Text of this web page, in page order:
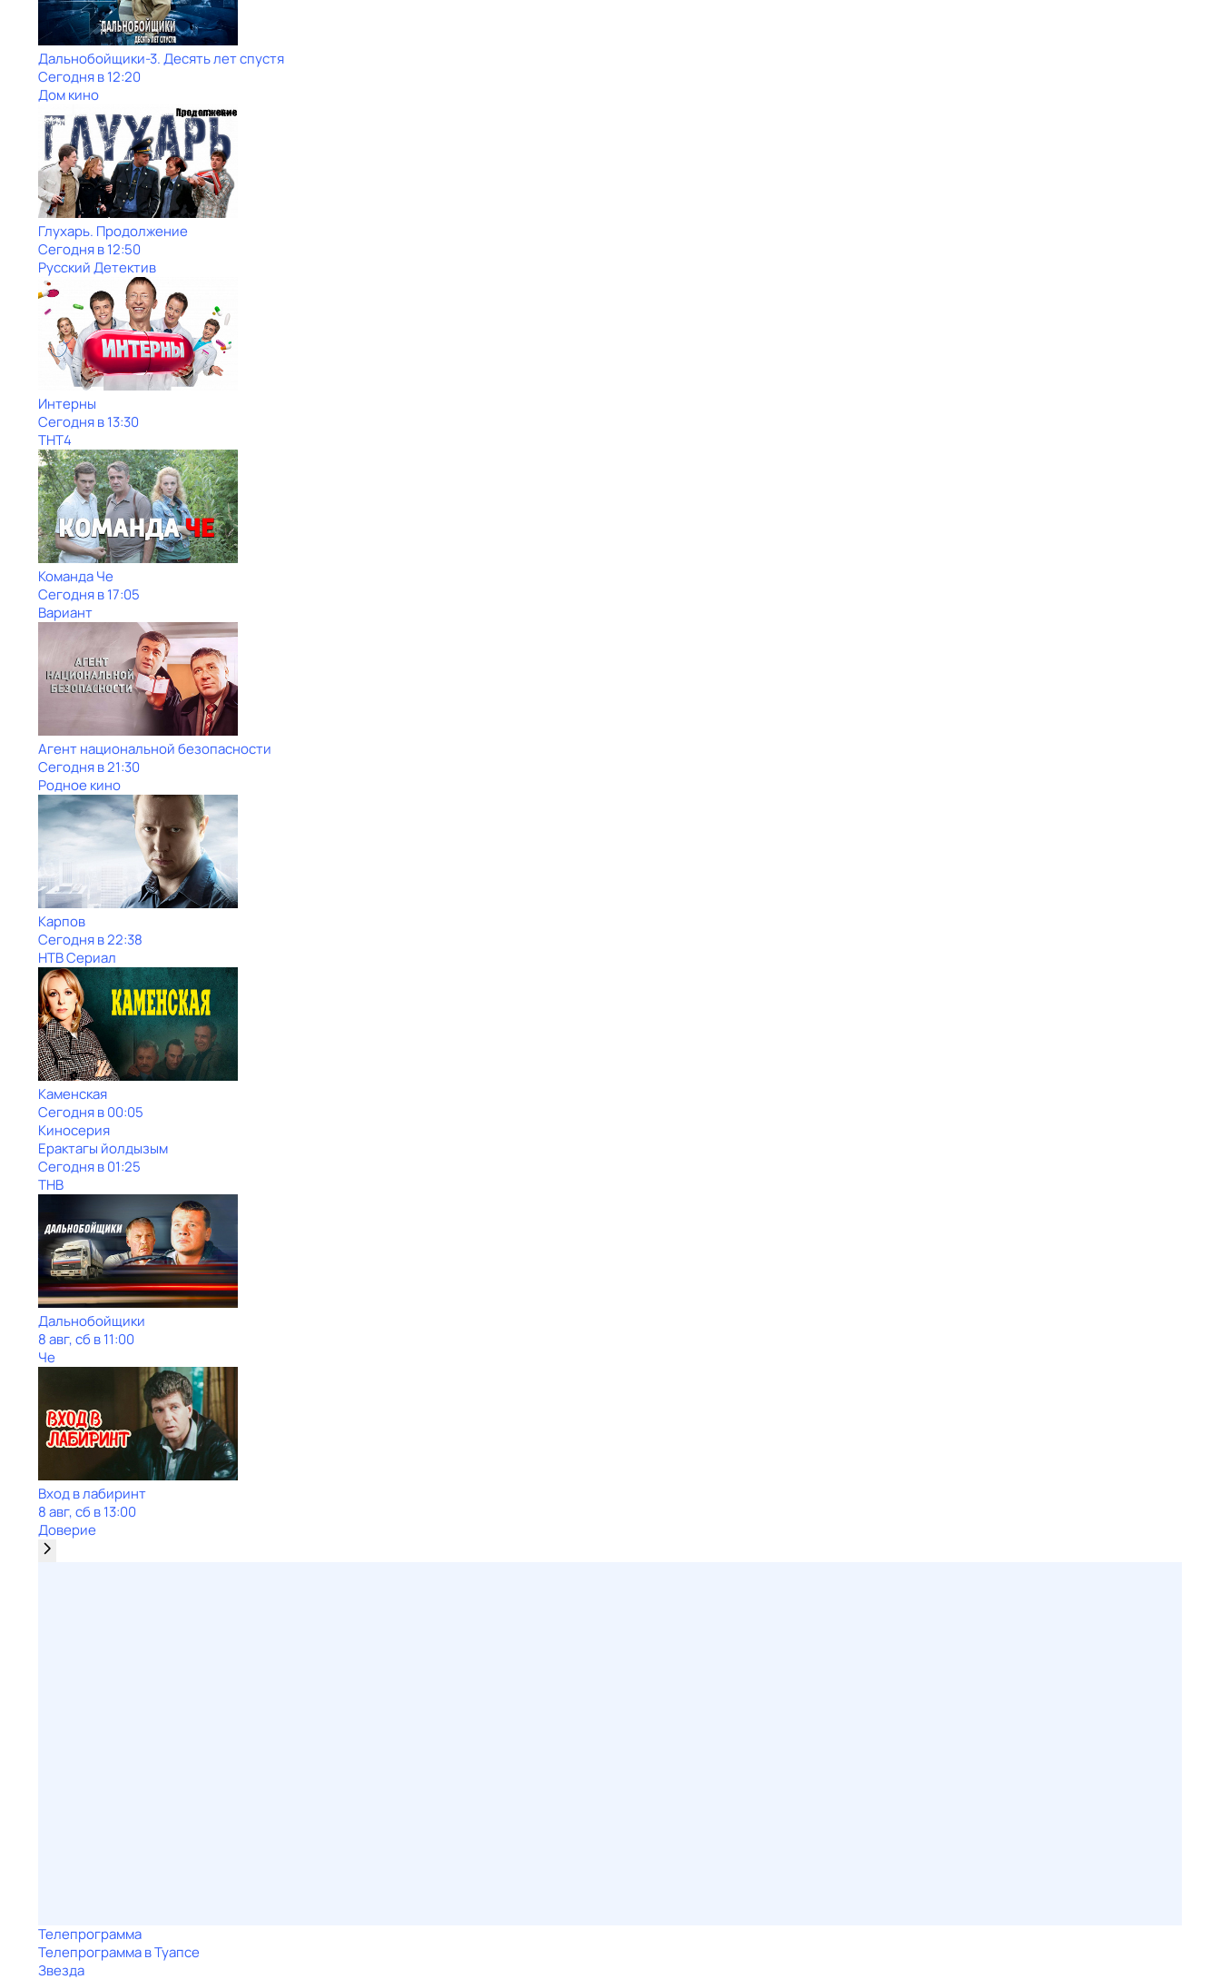
Дальнобойщики-3. Десять лет спустя
Сегодня в 12:20
Дом кино
Глухарь. Продолжение
Сегодня в 12:50
Русский Детектив
Интерны
Сегодня в 13:30
ТНТ4
Команда Че
Сегодня в 17:05
Вариант
Агент национальной безопасности
Сегодня в 21:30
Родное кино
Карпов
Сегодня в 22:38
НТВ Сериал
Каменская
Сегодня в 00:05
Киносерия
Ерактагы йолдызым
Сегодня в 01:25
ТНВ
Дальнобойщики
8 авг, сб в 11:00
Че
Вход в лабиринт
8 авг, сб в 13:00
Доверие
Телепрограмма
Телепрограмма в Туапсе
Звезда